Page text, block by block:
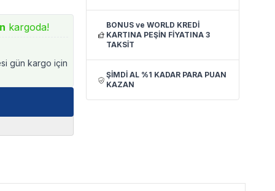
kargoda!
gün kargo için
BONUS ve WORLD KREDİ
KARTINA PEŞİN FİYATINA 3
TAKSİT
ŞİMDİ AL %1 KADAR PARA PUAN
KAZAN